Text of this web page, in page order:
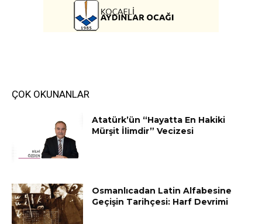
ÇOK OKUNANLAR
Atatürk’ün “Hayatta En Hakiki
Mürşit İlimdir” Vecizesi
Osmanlıcadan Latin Alfabesine
Geçişin Tarihçesi: Harf Devrimi